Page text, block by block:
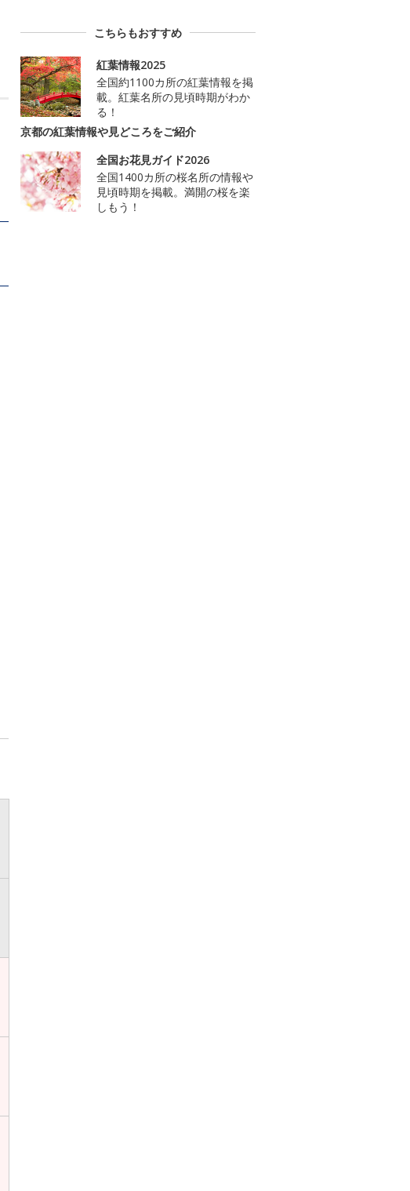
こちらもおすすめ
紅葉情報2025
全国約1100カ所の紅葉情報を掲
載。紅葉名所の見頃時期がわか
る！
京都の紅葉情報や見どころをご紹介
全国お花見ガイド2026
全国1400カ所の桜名所の情報や
見頃時期を掲載。満開の桜を楽
しもう！